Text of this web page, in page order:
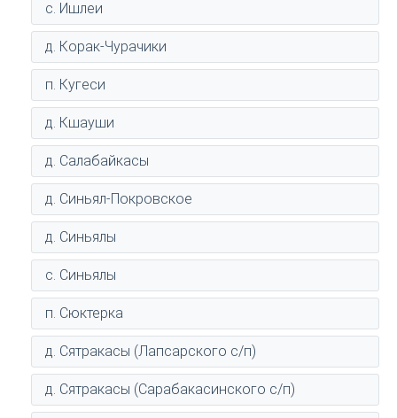
с. Ишлеи
д. Корак-Чурачики
п. Кугеси
д. Кшауши
д. Салабайкасы
д. Синьял-Покровское
д. Синьялы
с. Синьялы
п. Сюктерка
д. Сятракасы (Лапсарского с/п)
д. Сятракасы (Сарабакасинского с/п)